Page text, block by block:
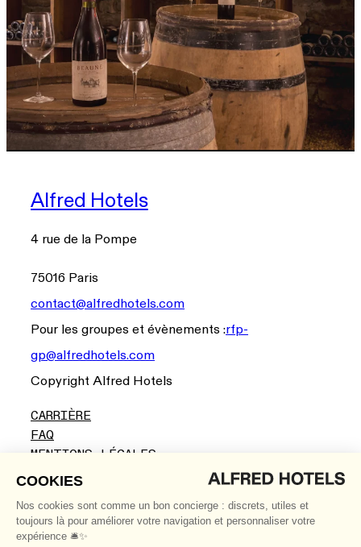
Alfred Hotels
4 rue de la Pompe
75016 Paris
contact@alfredhotels.com
Pour les groupes et évènements :rfp-
gp@alfredhotels.com
Copyright Alfred Hotels
CARRIÈRE
FAQ
MENTIONS LÉGALES
CGV
LINKEDIN
INSTAGRAM